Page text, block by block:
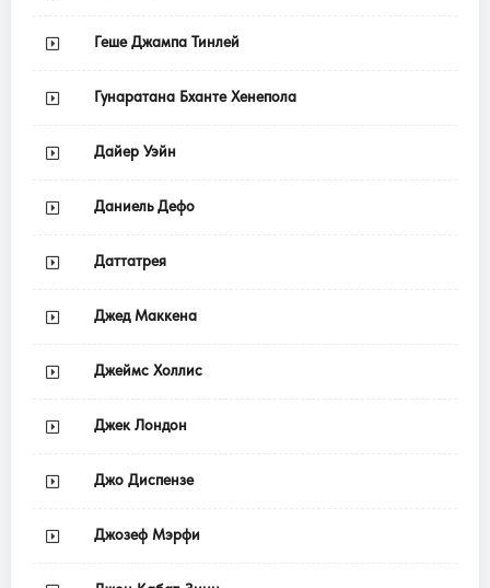
Геше Джампа Тинлей
Гунаратана Бханте Хенепола
Дайер Уэйн
Даниель Дефо
Даттатрея
Джед Маккена
Джеймс Холлис
Джек Лондон
Джо Диспензе
Джозеф Мэрфи